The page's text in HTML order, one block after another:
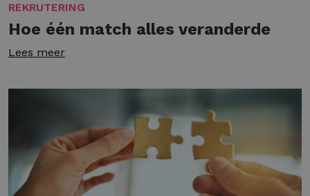
REKRUTERING
Hoe één match alles veranderde
Lees meer